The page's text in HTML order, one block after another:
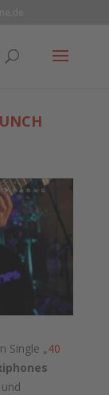
Single „40